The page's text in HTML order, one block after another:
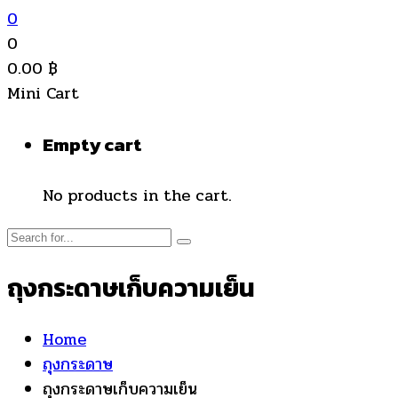
0
0
0.00 ฿
Mini Cart
Empty cart
No products in the cart.
ถุงกระดาษเก็บความเย็น
Home
ถุงกระดาษ
ถุงกระดาษเก็บความเย็น